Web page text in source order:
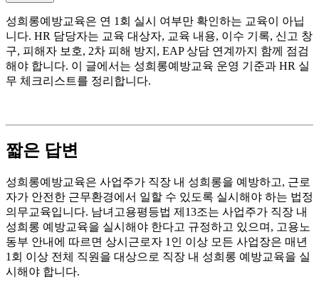
성희롱예방교육은 연 1회 실시 여부만 확인하는 교육이 아닙
니다. HR 담당자는 교육 대상자, 교육 내용, 이수 기록, 신고 창
구, 피해자 보호, 2차 피해 방지, EAP 상담 연계까지 함께 점검
해야 합니다. 이 글에서는 성희롱예방교육 운영 기준과 HR 실
무 체크리스트를 정리합니다.
짧은 답변
성희롱예방교육은 사업주가 직장 내 성희롱을 예방하고, 근로
자가 안전한 근무환경에서 일할 수 있도록 실시해야 하는 법정
의무교육입니다. 남녀고용평등법 제13조는 사업주가 직장 내
성희롱 예방교육을 실시해야 한다고 규정하고 있으며, 고용노
동부 안내에 따르면 상시근로자 1인 이상 모든 사업장은 매년
1회 이상 전체 직원을 대상으로 직장 내 성희롱 예방교육을 실
시해야 합니다.